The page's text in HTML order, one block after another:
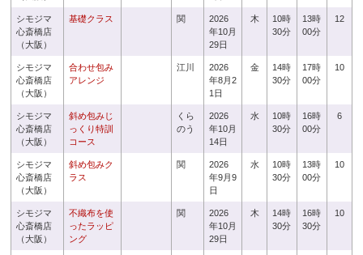
シモジマ
心斎橋店
（大阪）
基礎クラス 関
2026
年10月
29日
木
10時
30分
13時
00分
12
シモジマ
心斎橋店
（大阪）
合わせ包み
アレンジ
江川
2026
年8月2
1日
金
14時
30分
17時
00分
10
シモジマ
心斎橋店
（大阪）
斜め包みじ
っくり特訓
コース
くら
のう
2026
年10月
14日
水
10時
30分
16時
00分
6
シモジマ
心斎橋店
（大阪）
斜め包みク
ラス
関
2026
年9月9
日
水
10時
30分
13時
00分
10
シモジマ
心斎橋店
（大阪）
不織布を使
ったラッピ
ング
関
2026
年10月
29日
木
14時
30分
16時
30分
10